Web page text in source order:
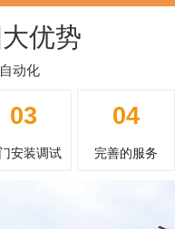
优势
动化
03
门安装调试
04
完善的服务